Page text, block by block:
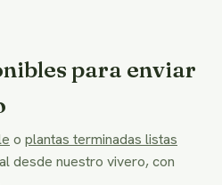
para enviar
o plantas terminadas listas
desde nuestro vivero, con